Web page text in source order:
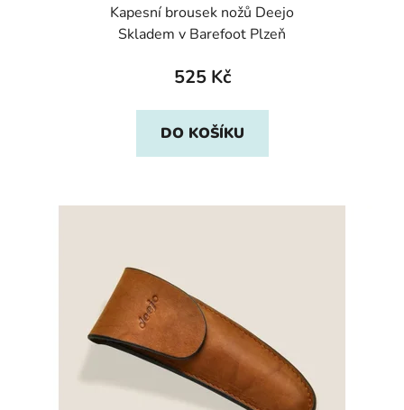
Kapesní brousek nožů Deejo
Skladem v Barefoot Plzeň
525 Kč
DO KOŠÍKU